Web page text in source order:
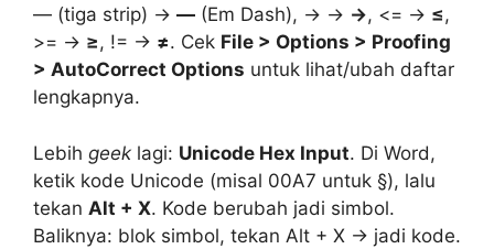
— (tiga strip) → — (Em Dash), -> → →, <= → ≤,
>= → ≥, != → ≠. Cek File > Options > Proofing
> AutoCorrect Options untuk lihat/ubah daftar
lengkapnya.
Lebih geek lagi: Unicode Hex Input. Di Word,
ketik kode Unicode (misal 00A7 untuk §), lalu
tekan Alt + X. Kode berubah jadi simbol.
Baliknya: blok simbol, tekan Alt + X → jadi kode.